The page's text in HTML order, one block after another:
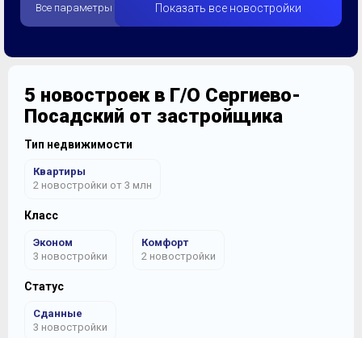
Все параметры Показать все новостройки
5 новостроек в Г/О Сергиево-
Посадский от застройщика
Тип недвижимости
Квартиры
2 новостройки от 3 млн
Класс
Эконом
3 новостройки
Комфорт
2 новостройки
Статус
Сданные
3 новостройки